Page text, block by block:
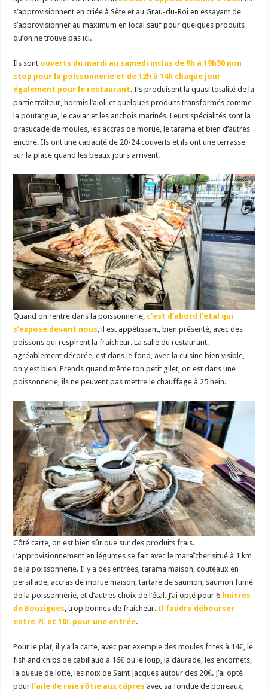
s’approvisionnent en criée à Sète et au Grau-du-Roi en essayant de
s’approvisionner au maximum en local sauf pour quelques produits
qu’on ne trouve pas ici.
Ils sont ouverts du mardi au samedi inclus de 9h à 19h30 non
stop pour la poissonnerie et de 12h à 14h chaque jour
également pour le restaurant. Ils produisent la quasi totalité de la
partie traiteur, hormis l’aïoli et quelques produits transformés comme
la poutargue, le caviar et les anchois marinés. Leurs spécialités sont la
brasucade de moules, les accras de morue, le tarama et bien d’autres
encore. Ils ont une capacité de 20-24 couverts et ils ont une terrasse
sur la place quand les beaux jours arrivent.
Quand on rentre dans la poissonnerie, c’est d’abord l’étal qui
s’expose devant nous , il est appétissant, bien présenté, avec des
poissons qui respirent la fraicheur. La salle du restaurant,
agréablement décorée, est dans le fond, avec la cuisine bien visible,
on y est bien. Prends quand même ton petit gilet, on est dans une
poissonnerie, ils ne peuvent pas mettre le chauffage à 25 hein.
Côté carte, on est bien sûr que sur des produits frais.
L’approvisionnement en légumes se fait avec le maraîcher situé à 1 km
de la poissonnerie. Il y a des entrées, tarama maison, couteaux en
persillade, accras de morue maison, tartare de saumon, saumon fumé
de la poissonnerie, et d’autres choix de l’étal. J’ai opté pour 6 huitres
de Bouzigues , trop bonnes de fraicheur. Il faudra débourser
entre 7€ et 10€ pour une entrée.
Pour le plat, il y a la carte, avec par exemple des moules frites à 14€, le
fish and chips de cabillaud à 16€ ou le loup, la daurade, les encornets,
la queue de lotte, les noix de Saint Jacques autour des 20€. J’ai opté
pour l’aile de raie rôtie aux câpres avec sa fondue de poireaux,